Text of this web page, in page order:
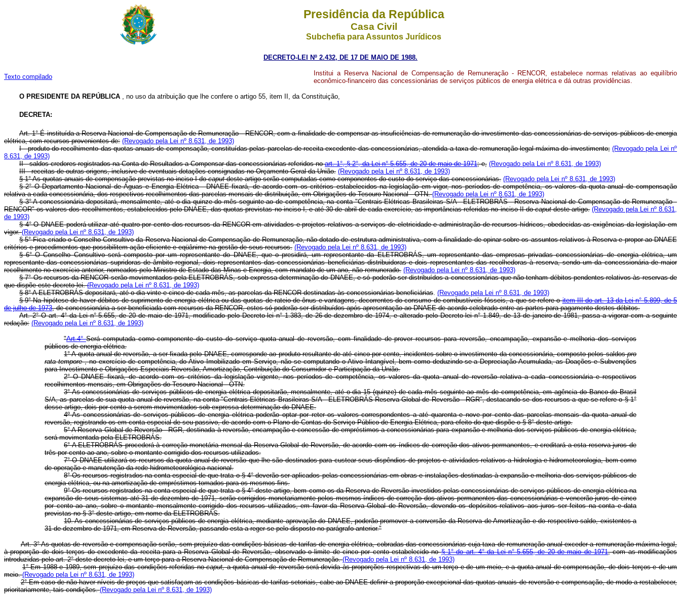
Presidência da República
Casa Civil
Subchefia para Assuntos Jurídicos
DECRETO-LEI Nº 2.432, DE 17 DE MAIO DE 1988.
Texto compilado
Institui a Reserva Nacional de Compensação de Remuneração - RENCOR, estabelece normas relativas ao equilíbrio
econômico-financeiro das concessionárias de serviços públicos de energia elétrica e dá outras providências.
O PRESIDENTE DA REPÚBLICA , no uso da atribuição que lhe confere o artigo 55, item II, da Constituição,
DECRETA:
Art. 1° É instituída a Reserva Nacional de Compensação de Remuneração - RENCOR, com a finalidade de compensar as insuficiências de remuneração do investimento das concessionárias de serviços públicos de energia
elétrica, com recursos provenientes de: (Revogado pela Lei nº 8.631, de 1993)
I - produto do recolhimento das quotas anuais de compensação, constituídas pelas parcelas de receita excedente das concessionárias, atendida a taxa de remuneração legal máxima do investimento; (Revogado pela Lei nº
8.631, de 1993)
II - saldos credores registrados na Conta de Resultados a Compensar das concessionárias referidos noart. 1°, § 2°, da Lei n° 5.655, de 20 de maio de 1971; e, (Revogado pela Lei nº 8.631, de 1993)
III - receitas de outras origens, inclusive de eventuais dotações consignadas no Orçamento Geral da União. (Revogado pela Lei nº 8.631, de 1993)
§ 1° As quotas anuais de compensação previstas no inciso I docaputdeste artigo serão computadas como componentes do custo do serviço das concessionárias. (Revogado pela Lei nº 8.631, de 1993)
§ 2° O Departamento Nacional de Águas e Energia Elétrica - DNAEE fixará, de acordo com os critérios estabelecidos na legislação em vigor, nos períodos de competência, os valores da quota anual de compensação
relativa a cada concessionária, dos respectivos recolhimentos das parcelas mensais de distribuição, em Obrigações do Tesouro Nacional - OTN.(Revogado pela Lei nº 8.631, de 1993)
§ 3° A concessionária depositará, mensalmente, até o dia quinze do mês seguinte ao de competência, na conta "Centrais Elétricas Brasileiras S/A - ELETROBRÁS - Reserva Nacional de Compensação de Remuneração -
RENCOR" os valores dos recolhimentos, estabelecidos pelo DNAEE, das quotas previstas no inciso I, e até 30 de abril de cada exercício, as importâncias referidas no inciso II docaputdeste artigo. (Revogado pela Lei nº 8.631,
de 1993)
§ 4° O DNAEE poderá utilizar até quatro por cento dos recursos da RENCOR em atividades e projetos relativos a serviços de eletricidade e administração de recursos hídricos, obedecidas as exigências da legislação em
vigor.(Revogado pela Lei nº 8.631, de 1993)
§ 5° Fica criado o Conselho Consultivo da Reserva Nacional de Compensação de Remuneração, não dotado de estrutura administrativa, com a finalidade de opinar sobre os assuntos relativos à Reserva e propor ao DNAEE
critérios e procedimentos que possibilitem ação eficiente e eqüânime na gestão de seus recursos. (Revogado pela Lei nº 8.631, de 1993)
§ 6° O Conselho Consultivo será composto por um representante do DNAEE, que o presidirá, um representante da ELETROBRÁS, um representante das empresas privadas concessionárias de energia elétrica, um
representante das concessionárias supridoras de âmbito regional, dois representantes das concessionárias beneficiárias distribuidoras e dois representantes das recolhedoras à reserva, sendo um da concessionária de maior
recolhimento no exercício anterior, nomeados pelo Ministro de Estado das Minas e Energia, com mandato de um ano, não remunerado. (Revogado pela Lei nº 8.631, de 1993)
§ 7° Os recursos da RENCOR serão movimentados pela ELETROBRÁS, sob expressa determinação do DNAEE, e só poderão ser distribuídos a concessionárias que não tenham débitos pendentes relativos às reservas de
que dispõe este decreto-lei.(Revogado pela Lei nº 8.631, de 1993)
§ 8° A ELETROBRÁS depositará, até o dia vinte e cinco de cada mês, as parcelas da RENCOR destinadas às concessionárias beneficiárias (Revogado pela Lei nº 8.631, de 1993)
§ 9° Na hipótese de haver débitos de suprimento de energia elétrica ou das quotas de rateio de ônus e vantagens, decorrentes do consumo de combustíveis fósseis, a que se refere oitem III do art. 13 da Lei n° 5.899, de 5
de julho de 1973, de concessionária a ser beneficiada com recursos da RENCOR, estes só poderão ser distribuídos após apresentação ao DNAEE de acordo celebrado entre as partes para pagamento destes débitos.
Art. 2° O art. 4° da Lei n° 5.655, de 20 de maio de 1971, modificado pelo Decreto-lei n° 1.383, de 26 de dezembro de 1974, e alterado pelo Decreto-lei n° 1.849, de 13 de janeiro de 1981, passa a vigorar com a seguinte
redação: (Revogado pela Lei nº 8.631, de 1993)
"Art.4°Será computada como componente do custo do serviço quota anual de reversão, com finalidade de prover recursos para reversão, encampação, expansão e melhoria dos serviços
públicos de energia elétrica.
1° A quota anual de reversão, a ser fixada pelo DNAEE, corresponde ao produto resultante de até cinco por cento, incidentes sobre o investimento da concessionária, composto pelos saldospro
rata tempore, no exercício de competência, do Ativo Imobilizado em Serviço, não se computando o Ativo Intangível, bem como deduzindo-se a Depreciação Acumulada, as Doações e Subvenções
para Investimento e Obrigações Especiais-Reversão, Amortização, Contribuição do Consumidor e Participação da União.
2° O DNAEE fixará, de acordo com os critérios da legislação vigente, nos períodos de competência, os valores da quota anual de reversão relativa a cada concessionária e respectivos
recolhimentos mensais, em Obrigações do Tesouro Nacional - OTN.
3° As concessionárias de serviços públicos de energia elétrica depositarão, mensalmente, até o dia 15 (quinze) de cada mês seguinte ao mês de competência, em agência do Banco do Brasil
S/A, as parcelas de sua quota anual de reversão, na conta "Centrais Elétricas Brasileiras S/A - ELETROBRÁS-Reserva Global de Reversão - RGR", destacando-se dos recursos a que se refere o § 1°
desse artigo, dois por cento a serem movimentados sob expressa determinação do DNAEE.
4º As concessionárias de serviços públicos de energia elétrica poderão optar por reter os valores correspondentes a até quarenta e nove por cento das parcelas mensais da quota anual de
reversão, registrando-os em conta especial de seu passivo, de acordo com o Plano de Contas do Serviço Público de Energia Elétrica, para efeito do que dispõe o § 8° deste artigo.
5° A Reserva Global de Reversão - RGR, destinada à reversão, encampação e concessão de empréstimos a concessionárias para expansão e melhoria dos serviços públicos de energia elétrica,
será movimentada pela ELETROBRÁS.
6° A ELETROBRÁS procederá à correção monetária mensal da Reserva Global de Reversão, de acordo com os índices de correção dos ativos permanentes, e creditará a esta reserva juros de
três por cento ao ano, sobre o montante corrigido dos recursos utilizados.
7° O DNAEE utilizará os recursos da quota anual de reversão que lhe são destinados para custear seus dispêndios de projetos e atividades relativos a hidrologia e hidrometeorologia, bem como
de operação e manutenção da rede hidrometeorológica nacional.
8° Os recursos registrados na conta especial de que trata o § 4° deverão ser aplicados pelas concessionárias em obras e instalações destinadas à expansão e melhoria dos serviços públicos de
energia elétrica, ou na amortização de empréstimos tomados para os mesmos fins.
9° Os recursos registrados na conta especial de que trata o § 4° deste artigo, bem como os da Reserva de Reversão investidos pelas concessionárias de serviços públicos de energia elétrica na
expansão de seus sistemas até 31 de dezembro de 1971, serão corrigidos monetariamente pelos mesmos índices de correção dos ativos permanentes das concessionárias e vencerão juros de cinco
por cento ao ano, sobre o montante mensalmente corrigido dos recursos utilizados, em favor da Reserva Global de Reversão, devendo os depósitos relativos aos juros ser feitos na conta e data
previstas no § 3° deste artigo, em nome da ELETROBRÁS.
10. As concessionárias de serviços públicos de energia elétrica, mediante aprovação do DNAEE, poderão promover a conversão da Reserva de Amortização e do respectivo saldo, existentes a
31 de dezembro de 1971, em Reserva de Reversão, passando esta a reger-se pelo disposto no parágrafo anterior."
Art. 3° As quotas de reversão e compensação serão, sem prejuízo das condições básicas de tarifas de energia elétrica, cobradas das concessionárias cuja taxa de remuneração anual exceder a remuneração máxima legal,
à proporção de dois terços do excedente da receita para a Reserva Global de Reversão, observado o limite de cinco por cento estabelecido no§ 1° do art. 4° da Lei n° 5.655, de 20 de maio de 1971, com as modificações
introduzidas pelo art. 2° deste decreto-lei, e um terço para a Reserva Nacional de Compensação de Remuneração.(Revogado pela Lei nº 8.631, de 1993)
1° Em 1988 e 1989, sem prejuízo das condições referidas nocaput,a quota anual de reversão será devida às proporções respectivas de um terço e de um meio, e a quota anual de compensação, de dois terços e de um
meio.(Revogado pela Lei nº 8.631, de 1993)
2° Em caso de não haver níveis de preços que satisfaçam as condições básicas de tarifas setoriais, cabe ao DNAEE definir a proporção excepcional das quotas anuais de reversão e compensação, de modo a restabelecer,
prioritariamente, tais condições.(Revogado pela Lei nº 8.631, de 1993)